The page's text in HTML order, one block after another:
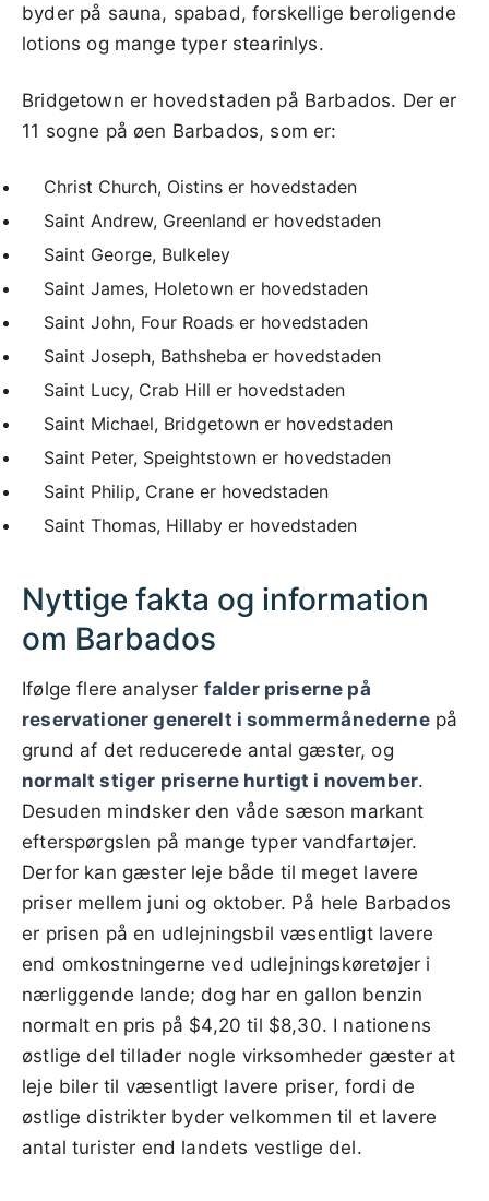
byder på sauna, spabad, forskellige beroligende
lotions og mange typer stearinlys.
Bridgetown er hovedstaden på Barbados. Der er
11 sogne på øen Barbados, som er:
Christ Church, Oistins er hovedstaden
Saint Andrew, Greenland er hovedstaden
Saint George, Bulkeley
Saint James, Holetown er hovedstaden
Saint John, Four Roads er hovedstaden
Saint Joseph, Bathsheba er hovedstaden
Saint Lucy, Crab Hill er hovedstaden
Saint Michael, Bridgetown er hovedstaden
Saint Peter, Speightstown er hovedstaden
Saint Philip, Crane er hovedstaden
Saint Thomas, Hillaby er hovedstaden
Nyttige fakta og information
om Barbados
Ifølge flere analyser falder priserne på
reservationer generelt i sommermånedernepå
grund af det reducerede antal gæster, og
normalt stiger priserne hurtigt i november.
Desuden mindsker den våde sæson markant
efterspørgslen på mange typer vandfartøjer.
Derfor kan gæster leje både til meget lavere
priser mellem juni og oktober. På hele Barbados
er prisen på en udlejningsbil væsentligt lavere
end omkostningerne ved udlejningskøretøjer i
nærliggende lande; dog har en gallon benzin
normalt en pris på $4,20 til $8,30. I nationens
østlige del tillader nogle virksomheder gæster at
leje biler til væsentligt lavere priser, fordi de
østlige distrikter byder velkommen til et lavere
antal turister end landets vestlige del.